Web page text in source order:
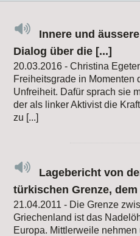
Innere und
Dialog über die [...]
20.03.2016 - Christina
Freiheitsgrade in Momenten
Unfreiheit. Dafür sprach sie
der als linker Aktivist die
zu [...]
Lagebericht von
türkischen Grenze, dem
21.04.2011 - Die Grenze
Griechenland ist das
Europa. Mittlerweile nehmen